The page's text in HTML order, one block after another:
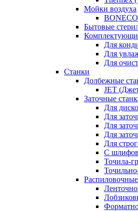
Мойки воздуха
Бытовые
Для
Для
Для
Станки
Долбежные
JET
Заточные
Для
Для
Для
Для
Для
С
Точила-